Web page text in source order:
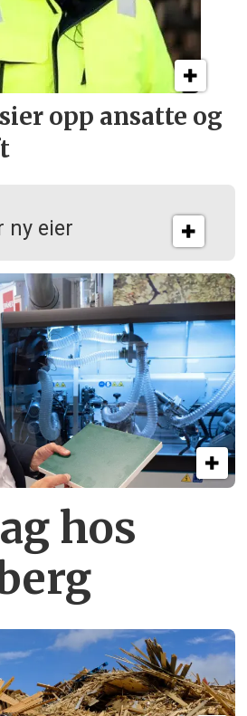
ny eier
opp ansatte og
hos